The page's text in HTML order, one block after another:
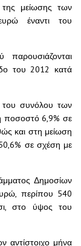
μείωσης των
έναντι του
του 2012 κατά
του συνόλου των
ποσοστό 6,9% σε
και στη μείωση
σε σχέση με
Δημοσίων
περίπου 540
στο ύψος του
αντίστοιχο μήνα